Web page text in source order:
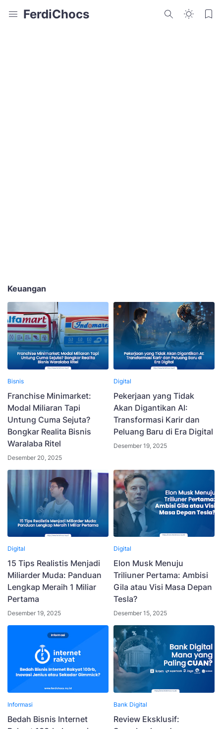
FerdiChocs
Keuangan
Bisnis
Franchise Minimarket:
Modal Miliaran Tapi
Untung Cuma Sejuta?
Bongkar Realita Bisnis
Waralaba Ritel
Desember 20, 2025
Digital
Pekerjaan yang Tidak
Akan Digantikan AI:
Transformasi Karir dan
Peluang Baru di Era Digital
Desember 19, 2025
Digital
15 Tips Realistis Menjadi
Miliarder Muda: Panduan
Lengkap Meraih 1 Miliar
Pertama
Desember 19, 2025
Digital
Elon Musk Menuju
Triliuner Pertama: Ambisi
Gila atau Visi Masa Depan
Tesla?
Desember 15, 2025
Informasi
Bedah Bisnis Internet
Bank Digital
Review Eksklusif: